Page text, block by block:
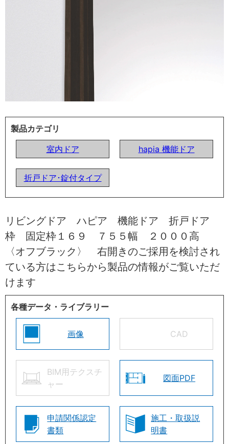
製品カテゴリ
室内ドア
hapia 機能ドア
折戸ドア･錠付タイプ
リビングドア ハピア 機能ドア 折戸ドア
枠 固定枠１６９ ７５５幅 ２０００高
〈オフブラック〉 右開きのご採用を検討され
ている方はこちらから製品の情報がご覧いただ
けます
各種データ・ライブラリー
画像 CAD
BIM用テクスチ
ャー
図面PDF
申請関係認定
書類
施工・取扱説
明書